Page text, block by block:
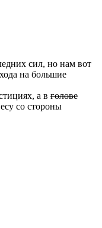
сил, но нам вот
на большие
а в голове
со стороны